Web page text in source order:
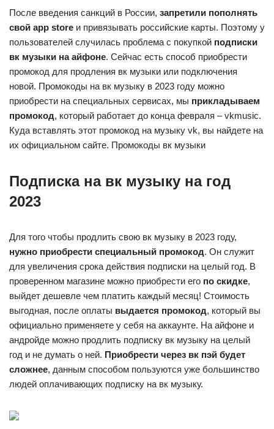
После введения санкций в России, запретили пополнять
свой app store и привязывать российские карты. Поэтому у
пользователей случилась проблема с покупкой подписки
вк музыки на айфоне. Сейчас есть способ приобрести
промокод для продления вк музыки или подключения
новой. Промокоды на вк музыку в 2023 году можно
приобрести на специальных сервисах, мы прикладываем
промокод, который работает до конца февраля – vkmusic.
Куда вставлять этот промокод на музыку vk, вы найдете на
их официальном сайте. Промокоды вк музыки
Подписка на вк музыку на год
2023
Для того чтобы продлить свою вк музыку в 2023 году,
нужно приобрести специальный промокод. Он служит
для увеличения срока действия подписки на целый год. В
проверенном магазине можно приобрести его по скидке,
выйдет дешевле чем платить каждый месяц! Стоимость
выгодная, после оплаты выдается промокод, который вы
официально применяете у себя на аккаунте. На айфоне и
андройде можно продлить подписку вк музыку на целый
год и не думать о ней. Приобрести через вк пэй будет
сложнее, данным способом пользуются уже большинство
людей оплачивающих подписку на вк музыку.